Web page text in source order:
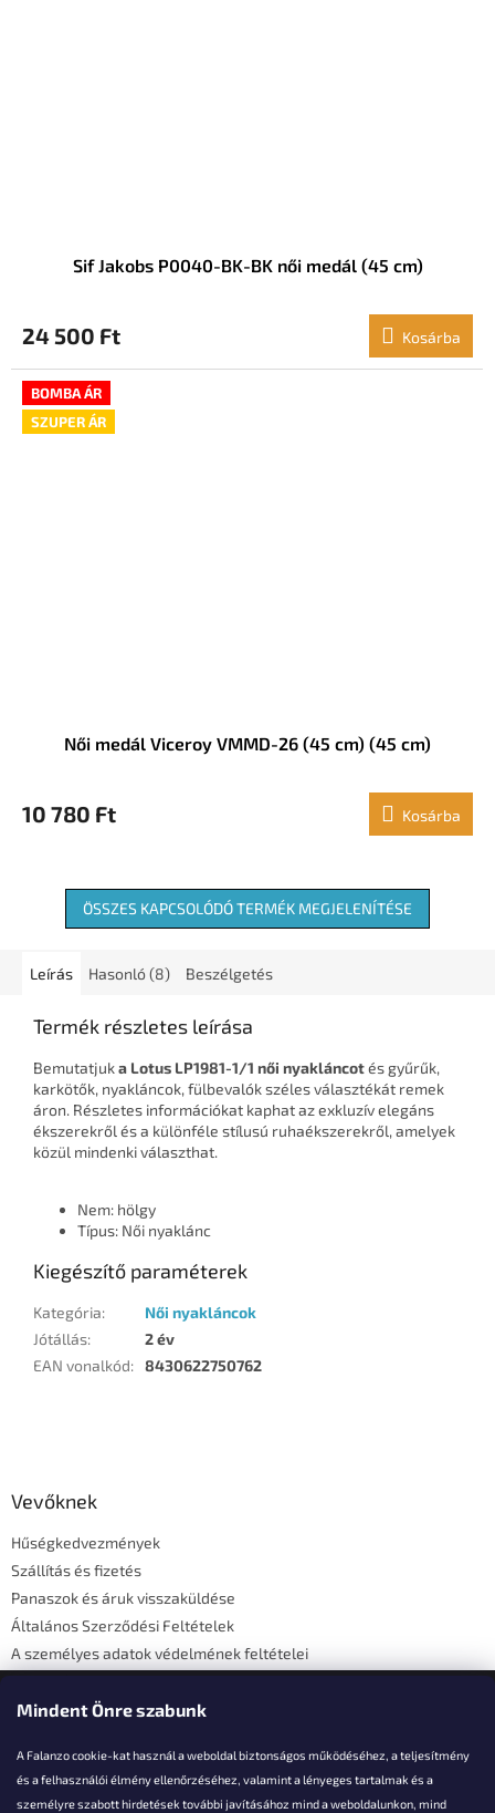
Mindent Önre szabunk
A Falanzo cookie-kat használ a weboldal biztonságos működéséhez, a teljesítmény
és a felhasználói élmény ellenőrzéséhez, valamint a lényeges tartalmak és a
személyre szabott hirdetések további javításához mind a weboldalunkon, mind
Sif Jakobs P0040-BK-BK női medál (45 cm)
24 500 Ft Kosárba
BOMBA ÁR
SZUPER ÁR
Női medál Viceroy VMMD-26 (45 cm) (45 cm)
10 780 Ft Kosárba
ÖSSZES KAPCSOLÓDÓ TERMÉK MEGJELENÍTÉSE
Leírás Hasonló (8) Beszélgetés
Termék részletes leírása
Bemutatjuka Lotus LP1981-1/1 női nyakláncotés gyűrűk,
karkötők, nyakláncok, fülbevalók széles választékát remek
áron. Részletes információkat kaphat az exkluzív elegáns
ékszerekről és a különféle stílusú ruhaékszerekről, amelyek
közül mindenki választhat.
Nem: hölgy
Típus: Női nyaklánc
Kiegészítő paraméterek
Kategória:
Női nyakláncok
Jótállás:
2 év
EAN vonalkód: 8430622750762
Vevőknek
Hűségkedvezmények
Szállítás és fizetés
Panaszok és áruk visszaküldése
Általános Szerződési Feltételek
A személyes adatok védelmének feltételei
Elérhetőségi adatok